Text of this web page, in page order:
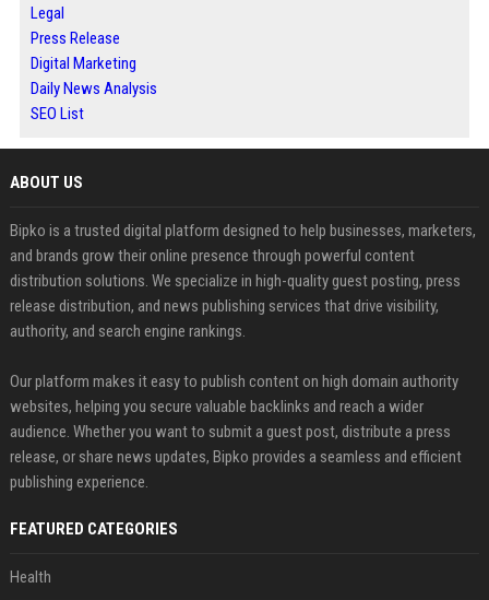
Legal
Press Release
Digital Marketing
Daily News Analysis
SEO List
ABOUT US
Bipko is a trusted digital platform designed to help businesses, marketers,
and brands grow their online presence through powerful content
distribution solutions. We specialize in high-quality guest posting, press
release distribution, and news publishing services that drive visibility,
authority, and search engine rankings.
Our platform makes it easy to publish content on high domain authority
websites, helping you secure valuable backlinks and reach a wider
audience. Whether you want to submit a guest post, distribute a press
release, or share news updates, Bipko provides a seamless and efficient
publishing experience.
FEATURED CATEGORIES
Health